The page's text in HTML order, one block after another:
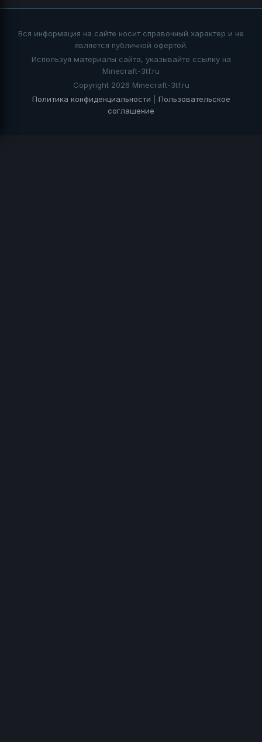
Вся информация на сайте носит справочный характер и не
является публичной офертой.
Используя материалы сайта, указывайте ссылку на
Minecraft-3tf.ru
Copyright 2026 Minecraft-3tf.ru
Политика конфиденциальности
Пользовательское
соглашение